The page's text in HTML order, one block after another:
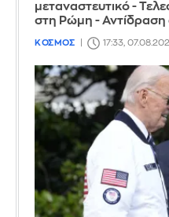
μεταναστευτικό -
στη Ρώμη - Αντίδραση
ΚΟΣΜΟΣ 17:33,